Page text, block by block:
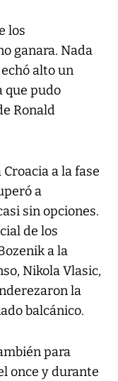
los
ganara. Nada
alto un
que pudo
Ronald
a la fase
a
sin opciones.
de los
a la
Nikola Vlasic,
la
balcánico.
para
once y durante